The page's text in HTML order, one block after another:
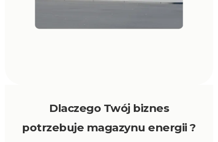
Dlaczego Twój biznes
potrzebuje magazynu energii?